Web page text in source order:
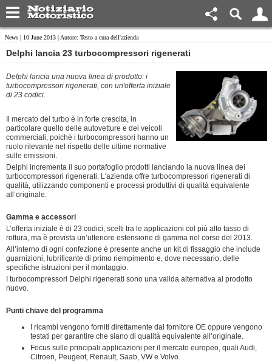
News | 10 June 2013 | Autore: Testo a cura dell'azienda
Delphi lancia 23 turbocompressori rigenerati
Delphi lancia una nuova linea di prodotto: i
turbocompressori rigenerati, con un'offerta iniziale
di 23 codici.
Il mercato dei turbo è in forte crescita, in
particolare quello delle autovetture e dei veicoli
commerciali, poichè i turbocompressori hanno un
ruolo rilevante nel rispetto delle ultime normative
sulle emissioni.
Delphi incrementa il suo portafoglio prodotti lanciando la nuova linea dei
turbocompressori rigenerati. L'azienda offre turbocompressori rigenerati di
qualità, utilizzando componenti e processi produttivi di qualità equivalente
all’originale.
Gamma e accessori
L’offerta iniziale è di 23 codici, scelti tra le applicazioni col più alto tasso di
rottura, ma è prevista un’ulteriore estensione di gamma nel corso del 2013.
All’interno di ogni confezione è presente anche un kit di fissaggio che include
guarnizioni, lubrificante di primo riempimento e, dove necessario, delle
specifiche istruzioni per il montaggio.
I turbocompressori Delphi rigenerati sono una valida alternativa al prodotto
nuovo.
Punti chiave del programma
I ricambi vengono forniti direttamente dal fornitore OE oppure vengono
testati per garantire che siano di qualità equivalente all’originale.
Focus sulle principali applicazioni per il mercato europeo, quali Audi,
Citroen, Peugeot, Renault, Saab, VW e Volvo.